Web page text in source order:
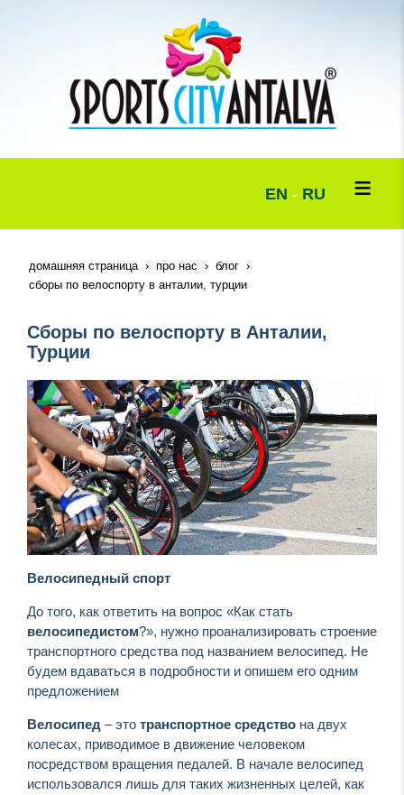
EN - RU
домашняя страница про нас
блог
сборы по велоспорту в анталии, турции
Сборы по велоспорту в Анталии,
Турции
Велосипедный спорт
До того, как ответить на вопрос «Как стать
велосипедистом?», нужно проанализировать строение
транспортного средства под названием велосипед. Не
будем вдаваться в подробности и опишем его одним
предложением
Велосипед – это транспортное средство на двух
колесах, приводимое в движение человеком
посредством вращения педалей. В начале велосипед
использовался лишь для таких жизненных целей, как